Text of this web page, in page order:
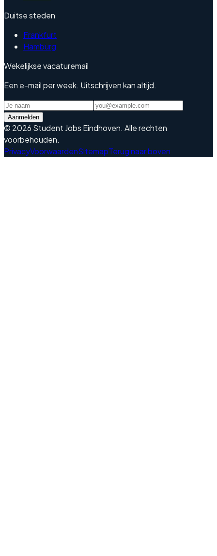
Duitse steden
Frankfurt
Hamburg
Wekelijkse vacaturemail
Een e-mail per week. Uitschrijven kan altijd.
Aanmelden
© 2026 Student Jobs Eindhoven. Alle rechten
voorbehouden.
PrivacyVoorwaardenSitemapTerug naar boven